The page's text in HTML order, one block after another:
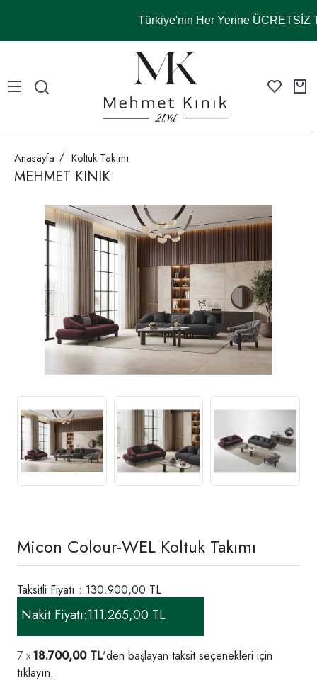
Türkiye'nin Her Yerine ÜCRETSİZ
Anasayfa Koltuk Takımı
MEHMET KINIK
Micon Colour-WEL Koltuk Takımı
Taksitli Fiyatı : 130.900,00 TL
Nakit Fiyatı:111.265,00 TL
18.700,00 TL'den başlayan taksit seçenekleri için
tıklayın.